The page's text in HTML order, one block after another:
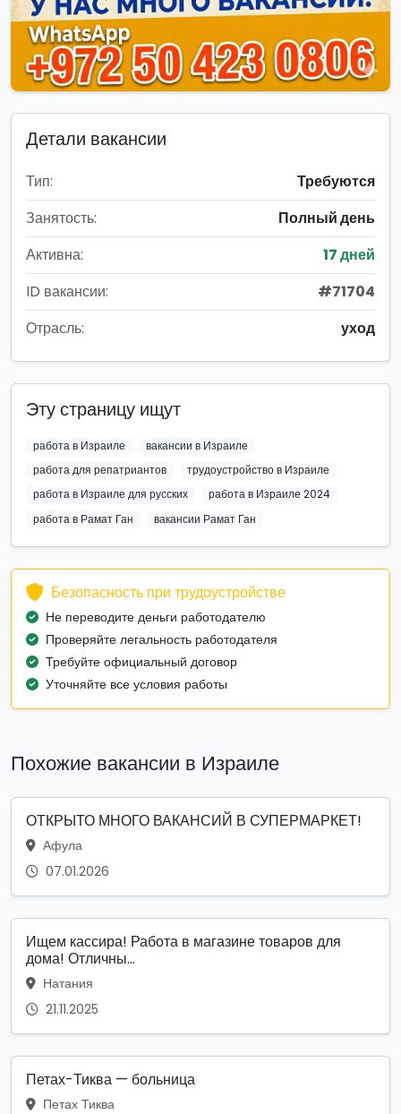
Детали вакансии
Тип:
Требуются
Занятость:
Полный день
Активна:
17 дней
ID вакансии:
#71704
Отрасль:
уход
Эту страницу ищут
работа в Израиле
вакансии в Израиле
работа для репатриантов
трудоустройство в Израиле
работа в Израиле для русских
работа в Израиле 2024
работа в Рамат Ган
вакансии Рамат Ган
Безопасность при трудоустройстве
Не переводите деньги работодателю
Проверяйте легальность работодателя
Требуйте официальный договор
Уточняйте все условия работы
Похожие вакансии в Израиле
ОТКРЫТО МНОГО ВАКАНСИЙ В СУПЕРМАРКЕТ!
Афула
07.01.2026
Ищем кассира! Работа в магазине товаров для
дома! Отличны...
Натания
21.11.2025
Петах-Тиква — больница
Петах Тиква